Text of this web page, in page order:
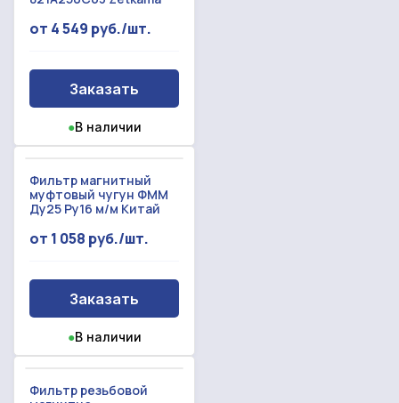
от 4 549 руб./шт.
Заказать
●В наличии
Фильтр магнитный
муфтовый чугун ФММ
Ду25 Ру16 м/м Китай
от 1 058 руб./шт.
Заказать
●В наличии
Фильтр резьбовой